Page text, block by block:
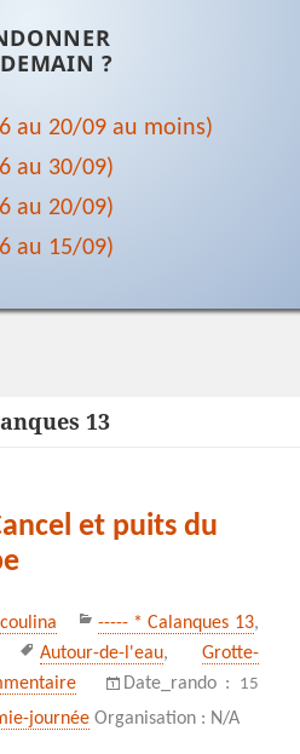
?
au 20/09 au moins)
au 30/09)
au 20/09)
au 15/09)
13
et puits du
Catégories
----- * Calanques 13,
Mots-
clés
Autour-de-l'eau, Grotte-
sur Puits de Cancel et puits
Date_rando :
15
journée Organisation : N/A